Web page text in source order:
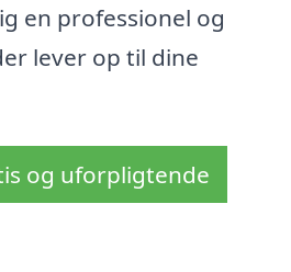
en professionel og
lever op til dine
og uforpligtende